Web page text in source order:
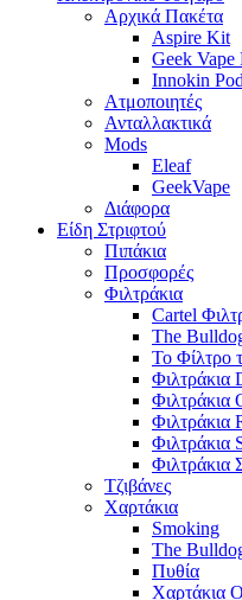
Αρχικά Πακέτα
Aspire Kit
Geek
Innokin
Ατμοποιητές
Ανταλλακτικά
Mods
Eleaf
GeekVape
Διάφορα
Είδη Στριφτού
Πιπάκια
Προσφορές
Φιλτράκια
Cartel
The
Το Φίλτρο
Φιλτράκια
Φιλτράκια
Φιλτράκια
Φιλτράκια
Φιλτράκια
Τζιβάνες
Χαρτάκια
Smoking
The
Πυθία
Χαρτάκια